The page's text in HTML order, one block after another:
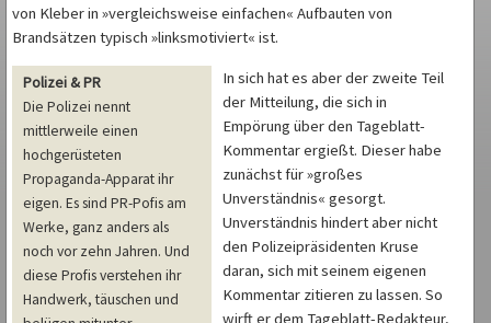
von Kleber in »vergleichsweise einfachen« Aufbauten von
Brandsätzen typisch »linksmotiviert« ist.
Polizei & PR
Die Polizei nennt
mittlerweile einen
hochgerüsteten
Propaganda-Apparat ihr
eigen. Es sind PR-Pofis am
Werke, ganz anders als
noch vor zehn Jahren. Und
diese Profis verstehen ihr
Handwerk, täuschen und
In sich hat es aber der zweite Teil
der Mitteilung, die sich in
Empörung über den Tageblatt-
Kommentar ergießt. Dieser habe
zunächst für »großes
Unverständnis« gesorgt.
Unverständnis hindert aber nicht
den Polizeipräsidenten Kruse
daran, sich mit seinem eigenen
Kommentar zitieren zu lassen. So
wirft er dem Tageblatt-Redakteur,